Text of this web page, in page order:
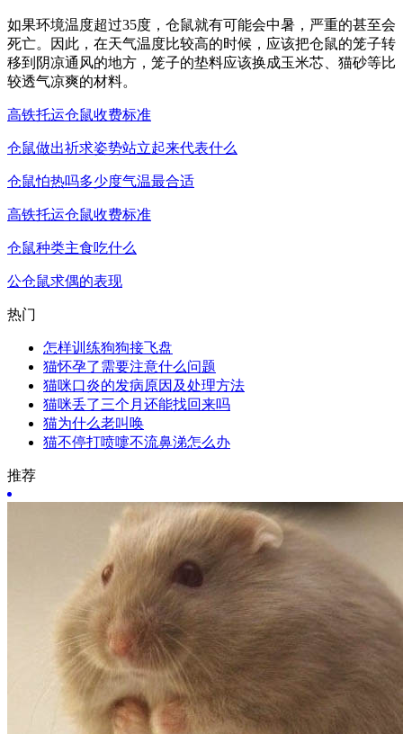
如果环境温度超过35度，仓鼠就有可能会中暑，严重的甚至会
死亡。因此，在天气温度比较高的时候，应该把仓鼠的笼子转
移到阴凉通风的地方，笼子的垫料应该换成玉米芯、猫砂等比
较透气凉爽的材料。
高铁托运仓鼠收费标准
仓鼠做出祈求姿势站立起来代表什么
仓鼠怕热吗多少度气温最合适
高铁托运仓鼠收费标准
仓鼠种类主食吃什么
公仓鼠求偶的表现
热门
怎样训练狗狗接飞盘
猫怀孕了需要注意什么问题
猫咪口炎的发病原因及处理方法
猫咪丢了三个月还能找回来吗
猫为什么老叫唤
猫不停打喷嚏不流鼻涕怎么办
推荐